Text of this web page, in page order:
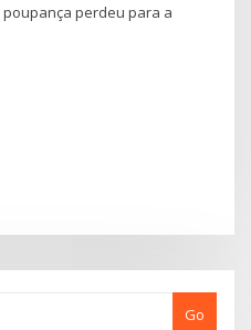
perdeu para a
Go